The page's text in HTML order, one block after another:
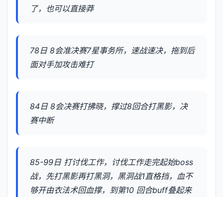
了，也可以直接莽
78日 8会准决赛7星事务所，速战速决，拖到后
面对手加攻击难打
84日 8会决赛打拂晓，撑过8回合打黑影，决
赛中断
85-99日 打讨伐工作，讨伐工作走完起始boss
战，先打黑影再打黑洞，黑洞战1直格挡，血不
够开由衣法术回血撑，到第10 回合buff叠起来